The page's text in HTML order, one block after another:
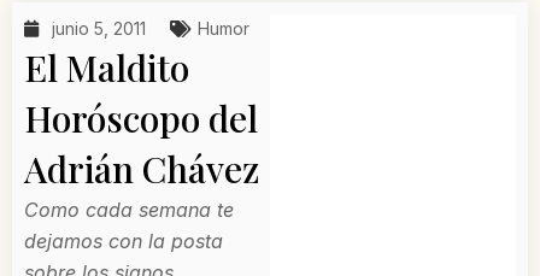
e
b
o
o
k
-
f
t
a
g
r
a
m
w
i
t
t
e
r
t
t
p
p
junio 5, 2011 Humor
El Maldito
Horóscopo del
Adrián Chávez
Como cada semana te
dejamos con la posta